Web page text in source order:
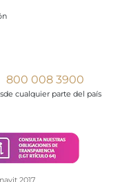
800 008 3900
cualquier parte del país
2017